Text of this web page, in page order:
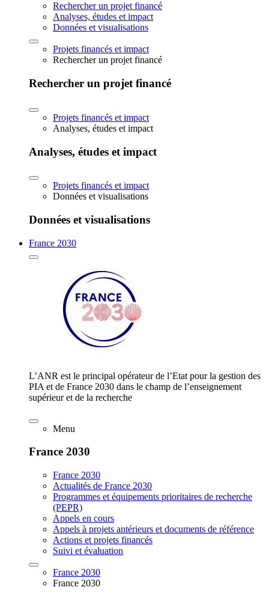
Rechercher un projet financé
Analyses, études et impact
Données et visualisations
Projets financés et impact
Rechercher un projet financé
Rechercher un projet financé
Projets financés et impact
Analyses, études et impact
Analyses, études et impact
Projets financés et impact
Données et visualisations
Données et visualisations
France 2030
L’ANR est le principal opérateur de l’Etat pour la gestion des
PIA et de France 2030 dans le champ de l’enseignement
supérieur et de la recherche
Menu
France 2030
France 2030
Actualités de France 2030
Programmes et équipements prioritaires de recherche
(PEPR)
Appels en cours
Appels à projets antérieurs et documents de référence
Actions et projets financés
Suivi et évaluation
France 2030
France 2030